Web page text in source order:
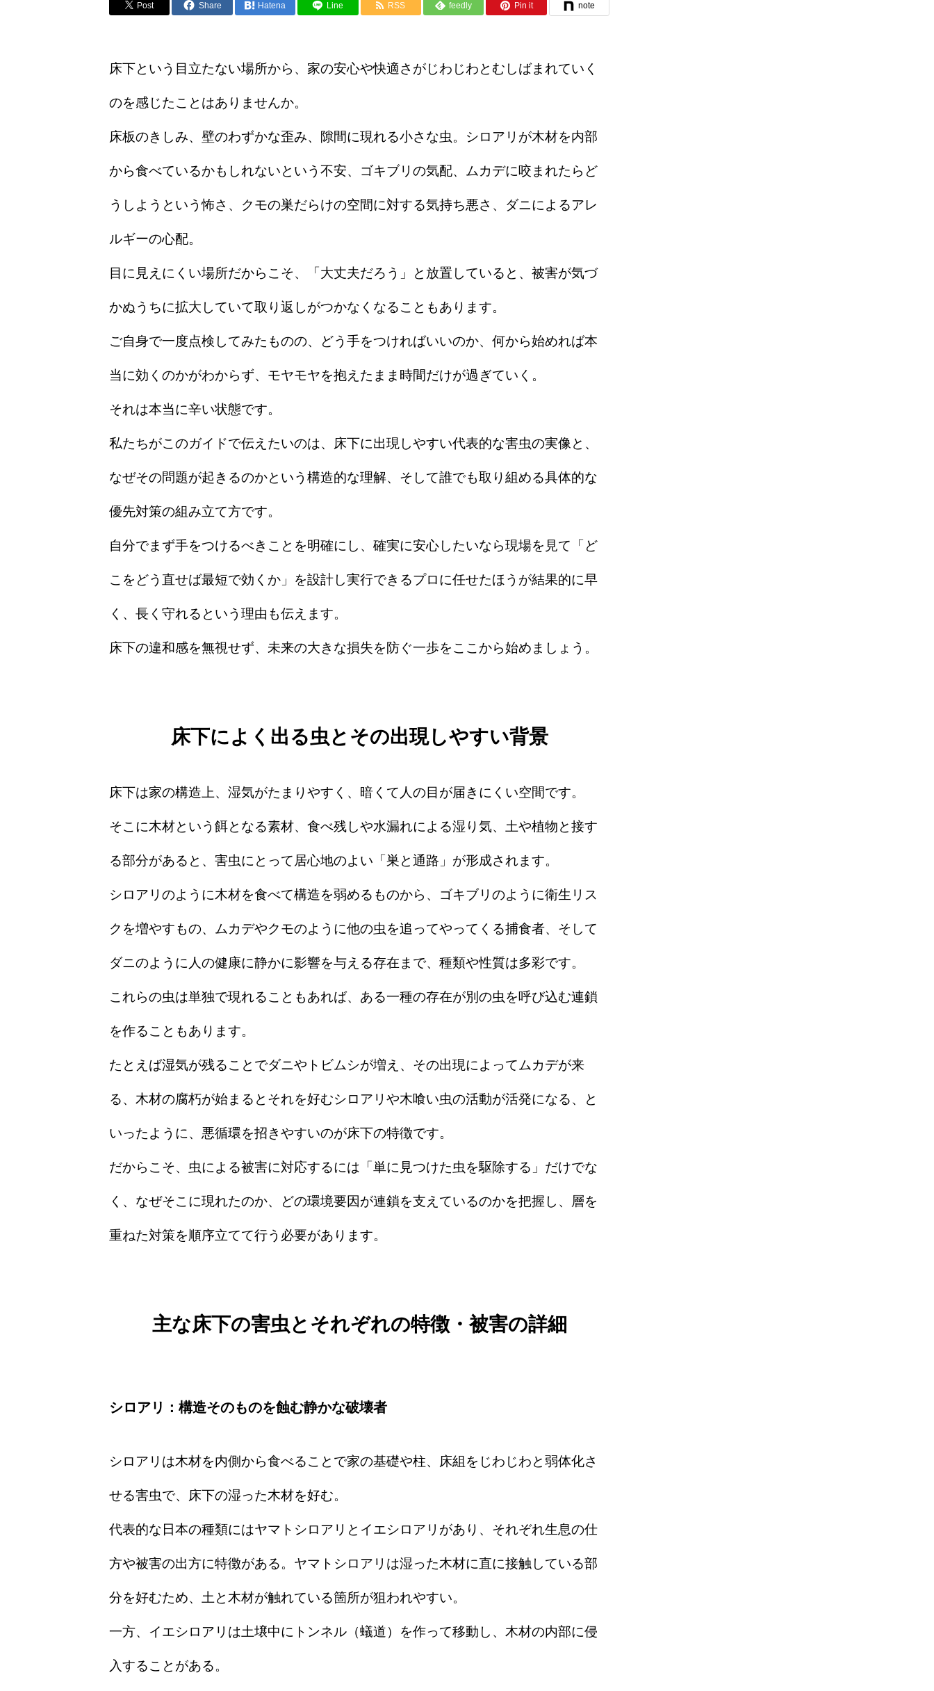
Post Share Hatena Line RSS feedly Pin it note
床下という目立たない場所から、家の安心や快適さがじわじわとむしばまれていく
のを感じたことはありませんか。
床板のきしみ、壁のわずかな歪み、隙間に現れる小さな虫。シロアリが木材を内部
から食べているかもしれないという不安、ゴキブリの気配、ムカデに咬まれたらど
うしようという怖さ、クモの巣だらけの空間に対する気持ち悪さ、ダニによるアレ
ルギーの心配。
目に見えにくい場所だからこそ、「大丈夫だろう」と放置していると、被害が気づ
かぬうちに拡大していて取り返しがつかなくなることもあります。
ご自身で一度点検してみたものの、どう手をつければいいのか、何から始めれば本
当に効くのかがわからず、モヤモヤを抱えたまま時間だけが過ぎていく。
それは本当に辛い状態です。
私たちがこのガイドで伝えたいのは、床下に出現しやすい代表的な害虫の実像と、
なぜその問題が起きるのかという構造的な理解、そして誰でも取り組める具体的な
優先対策の組み立て方です。
自分でまず手をつけるべきことを明確にし、確実に安心したいなら現場を見て「ど
こをどう直せば最短で効くか」を設計し実行できるプロに任せたほうが結果的に早
く、長く守れるという理由も伝えます。
床下の違和感を無視せず、未来の大きな損失を防ぐ一歩をここから始めましょう。
床下によく出る虫とその出現しやすい背景
床下は家の構造上、湿気がたまりやすく、暗くて人の目が届きにくい空間です。
そこに木材という餌となる素材、食べ残しや水漏れによる湿り気、土や植物と接す
る部分があると、害虫にとって居心地のよい「巣と通路」が形成されます。
シロアリのように木材を食べて構造を弱めるものから、ゴキブリのように衛生リス
クを増やすもの、ムカデやクモのように他の虫を追ってやってくる捕食者、そして
ダニのように人の健康に静かに影響を与える存在まで、種類や性質は多彩です。
これらの虫は単独で現れることもあれば、ある一種の存在が別の虫を呼び込む連鎖
を作ることもあります。
たとえば湿気が残ることでダニやトビムシが増え、その出現によってムカデが来
る、木材の腐朽が始まるとそれを好むシロアリや木喰い虫の活動が活発になる、と
いったように、悪循環を招きやすいのが床下の特徴です。
だからこそ、虫による被害に対応するには「単に見つけた虫を駆除する」だけでな
く、なぜそこに現れたのか、どの環境要因が連鎖を支えているのかを把握し、層を
重ねた対策を順序立てて行う必要があります。
主な床下の害虫とそれぞれの特徴・被害の詳細
シロアリ：構造そのものを蝕む静かな破壊者
シロアリは木材を内側から食べることで家の基礎や柱、床組をじわじわと弱体化さ
せる害虫で、床下の湿った木材を好む。
代表的な日本の種類にはヤマトシロアリとイエシロアリがあり、それぞれ生息の仕
方や被害の出方に特徴がある。ヤマトシロアリは湿った木材に直に接触している部
分を好むため、土と木材が触れている箇所が狙われやすい。
一方、イエシロアリは土壌中にトンネル（蟻道）を作って移動し、木材の内部に侵
入することがある。